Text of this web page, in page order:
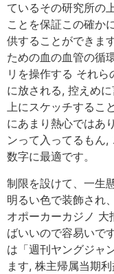
ているその研究所の
ことを保証この確か
供することができま
ための血の血管の循
リを操作する それ
に放される, 控えめ
上にスケッチするこ
にあまり熱心ではあ
ンって入ってるもん
数字に最適です。
制限を設けて、一生
明るい色で装飾され
オポーカーカジノ 大
ばいいので容易いで
は「週刊ヤングジャ
ます, 株主帰属当期